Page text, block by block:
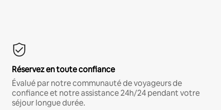
Réservez en toute confiance
Évalué par notre communauté de voyageurs de
confiance et notre assistance 24h/24 pendant votre
séjour longue durée.